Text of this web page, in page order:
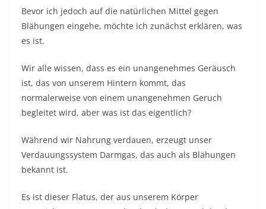
Bevor ich jedoch auf die natürlichen Mittel gegen
Blähungen eingehe, möchte ich zunächst erklären, was
es ist.
Wir alle wissen, dass es ein unangenehmes Geräusch
ist, das von unserem Hintern kommt, das
normalerweise von einem unangenehmen Geruch
begleitet wird, aber was ist das eigentlich?
Während wir Nahrung verdauen, erzeugt unser
Verdauungssystem Darmgas, das auch als Blähungen
bekannt ist.
Es ist dieser Flatus, der aus unserem Körper